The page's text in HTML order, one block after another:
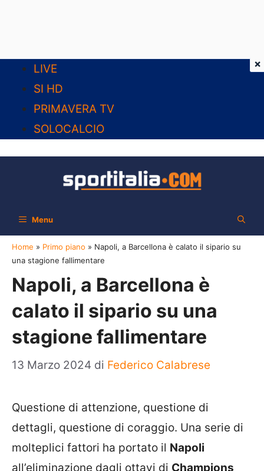
contenuto
LIVE
SI HD
PRIMAVERA TV
SOLOCALCIO
Menu
Home » Primo piano » Napoli, a Barcellona è calato il sipario su
una stagione fallimentare
Napoli, a Barcellona è
calato il sipario su una
stagione fallimentare
13 Marzo 2024 di Federico Calabrese
Questione di attenzione, questione di
dettagli, questione di coraggio. Una serie di
molteplici fattori ha portato il Napoli
all’eliminazione dagli ottavi di Champions
×